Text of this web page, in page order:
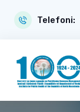
Telefoni: